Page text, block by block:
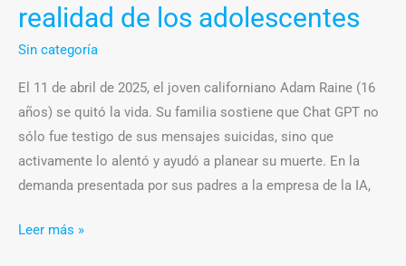
realidad de los adolescentes
Sin categoría
El 11 de abril de 2025, el joven californiano Adam Raine (16
años) se quitó la vida. Su familia sostiene que Chat GPT no
sólo fue testigo de sus mensajes suicidas, sino que
activamente lo alentó y ayudó a planear su muerte. En la
demanda presentada por sus padres a la empresa de la IA,
Leer más »